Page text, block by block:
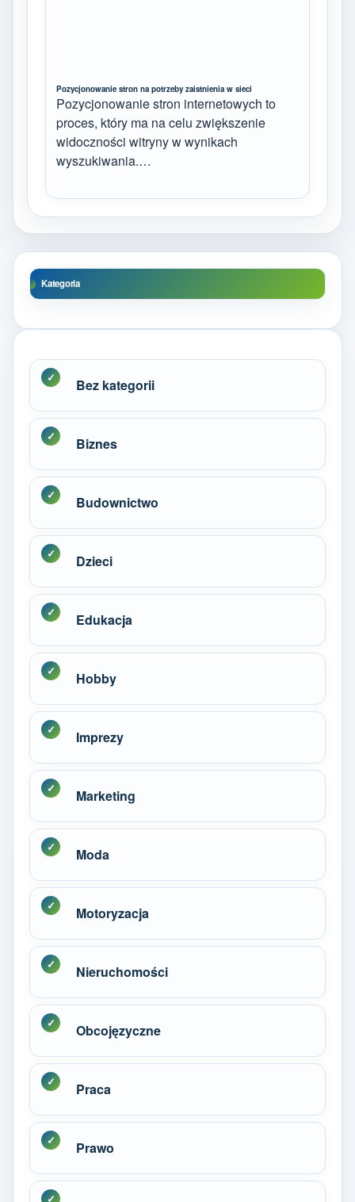
Pozycjonowanie stron na potrzeby zaistnienia w sieci
Pozycjonowanie stron internetowych to
proces, który ma na celu zwiększenie
widoczności witryny w wynikach
wyszukiwania.…
Kategoria
Bez kategorii
Biznes
Budownictwo
Dzieci
Edukacja
Hobby
Imprezy
Marketing
Moda
Motoryzacja
Nieruchomości
Obcojęzyczne
Praca
Prawo